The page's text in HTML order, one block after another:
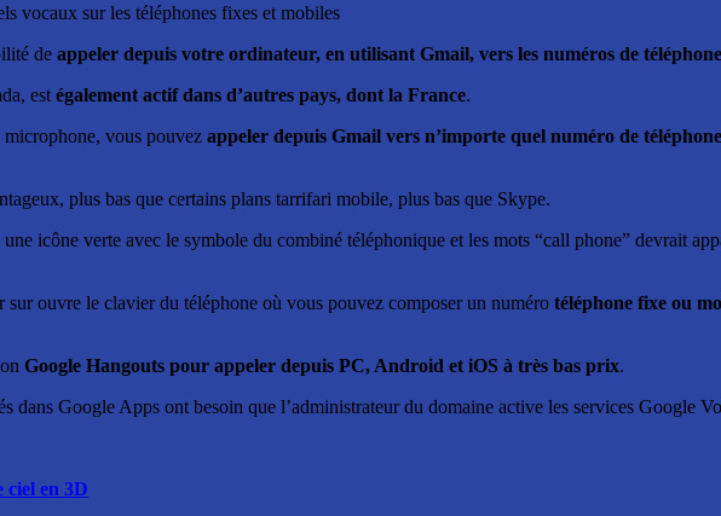
vocaux sur les téléphones fixes et mobiles
de appeler depuis votre ordinateur, en utilisant Gmail, vers les numéros de
est également actif dans d’autres pays, dont la France.
microphone, vous pouvez appeler depuis Gmail vers n’importe quel numéro de
plus bas que certains plans tarrifari mobile, plus bas que Skype.
icône verte avec le symbole du combiné téléphonique et les mots “call phone” devrait
ouvre le clavier du téléphone où vous pouvez composer un numéro téléphone fixe ou
Google Hangouts pour appeler depuis PC, Android et iOS à très bas prix.
dans Google Apps ont besoin que l’administrateur du domaine active les services Google
ciel en 3D